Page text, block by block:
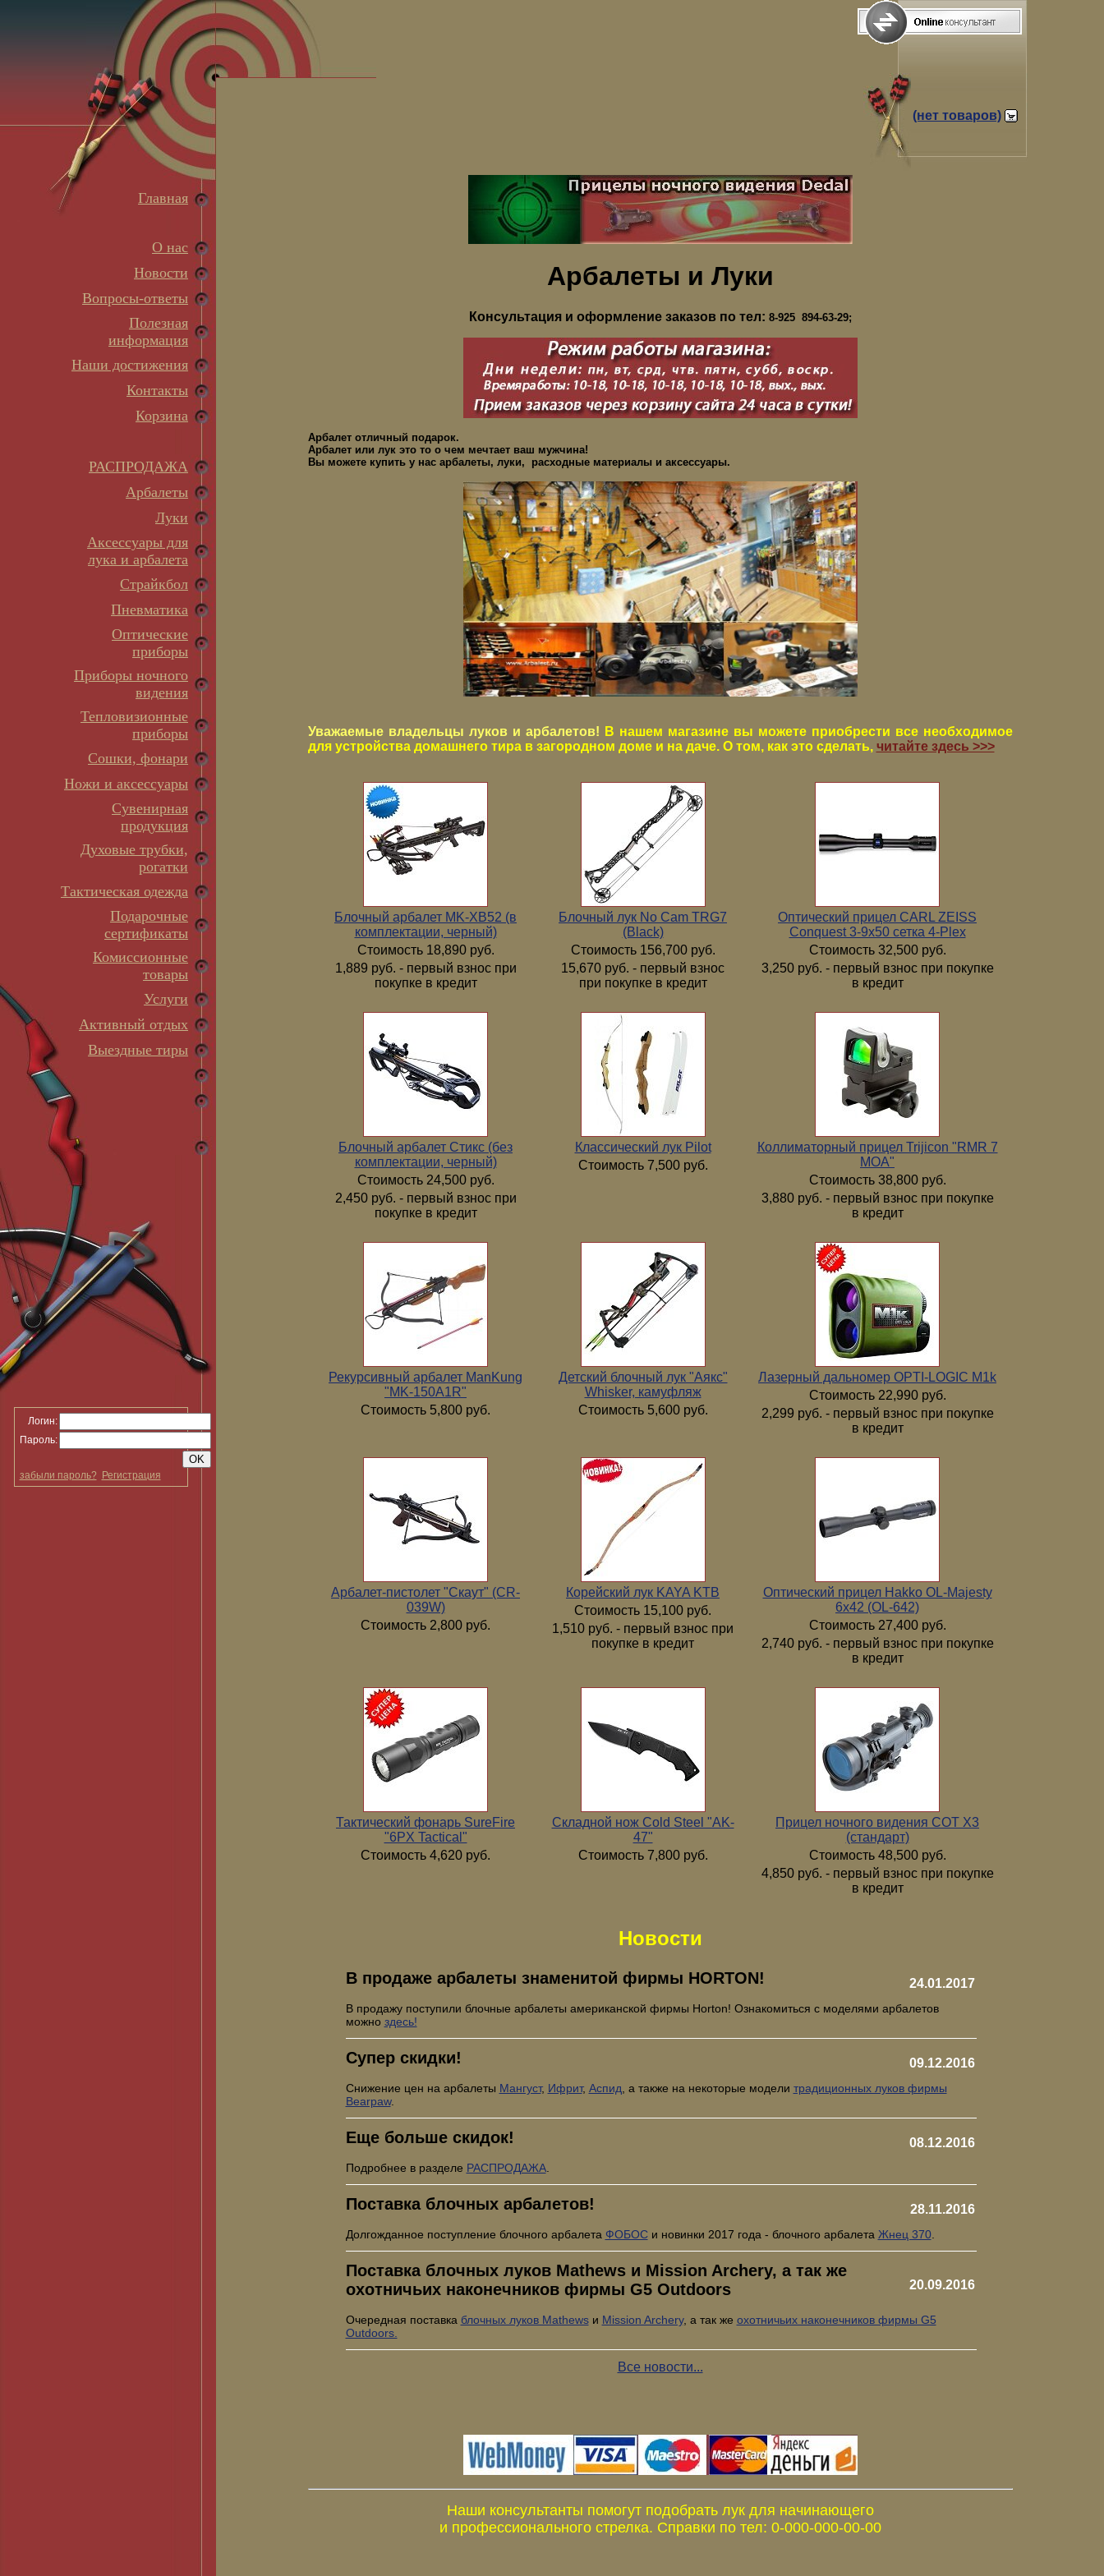
Главная
О нас
Новости
Вопросы-ответы
Полезная
информация
Наши достижения
Контакты
Корзина
РАСПРОДАЖА
Арбалеты
Луки
Аксессуары для
лука и арбалета
Страйкбол
Пневматика
Оптические
приборы
Приборы ночного
видения
Тепловизионные
приборы
Сошки, фонари
Ножи и аксессуары
Сувенирная
продукция
Духовые трубки,
рогатки
Тактическая одежда
Подарочные
сертификаты
Комиссионные
товары
Услуги
Активный отдых
Выездные тиры
Логин:
Пароль:
забыли пароль? Регистрация
(нет товаров)
Арбалеты и Луки
Консультация и оформление заказов по тел: 8-925 894-63-29;
Арбалет отличный подарок.
Арбалет или лук это то о чем мечтает ваш мужчина!
Вы можете купить у нас арбалеты, луки, расходные материалы и аксессуары.
Уважаемые владельцы луков и арбалетов! В нашем магазине вы можете приобрести все необходимое
для устройства домашнего тира в загородном доме и на даче. О том, как это сделать, читайте здесь >>>
Блочный арбалет MK-XB52 (в
комплектации, черный)
Стоимость 18,890 руб.
1,889 руб. - первый взнос при
покупке в кредит
Блочный лук No Cam TRG7
(Black)
Стоимость 156,700 руб.
15,670 руб. - первый взнос
при покупке в кредит
Оптический прицел CARL ZEISS
Conquest 3-9x50 сетка 4-Plex
Стоимость 32,500 руб.
3,250 руб. - первый взнос при покупке
в кредит
Блочный арбалет Стикс (без
комплектации, черный)
Стоимость 24,500 руб.
2,450 руб. - первый взнос при
покупке в кредит
Классический лук Pilot
Стоимость 7,500 руб.
Коллиматорный прицел Trijicon "RMR 7
МОА"
Стоимость 38,800 руб.
3,880 руб. - первый взнос при покупке
в кредит
Рекурсивный арбалет ManKung
"MK-150А1R"
Стоимость 5,800 руб.
Детский блочный лук "Аякс"
Whisker, камуфляж
Стоимость 5,600 руб.
Лазерный дальномер OPTI-LOGIC M1k
Стоимость 22,990 руб.
2,299 руб. - первый взнос при покупке
в кредит
Арбалет-пистолет "Скаут" (CR-
039W)
Стоимость 2,800 руб.
Корейский лук KAYA KTB
Стоимость 15,100 руб.
1,510 руб. - первый взнос при
покупке в кредит
Оптический прицел Hakko OL-Majesty
6x42 (OL-642)
Стоимость 27,400 руб.
2,740 руб. - первый взнос при покупке
в кредит
Тактический фонарь SureFire
"6PX Tactical"
Стоимость 4,620 руб.
Складной нож Cold Steel "AK-
47"
Стоимость 7,800 руб.
Прицел ночного видения COT X3
(стандарт)
Стоимость 48,500 руб.
4,850 руб. - первый взнос при покупке
в кредит
Новости
В продаже арбалеты знаменитой фирмы HORTON! 24.01.2017
В продажу поступили блочные арбалеты американской фирмы Horton! Ознакомиться с моделями арбалетов
можно здесь!
Супер скидки! 09.12.2016
Снижение цен на арбалеты Мангуст, Ифрит, Аспид , а также на некоторые модели традиционных луков фирмы
Bearpaw.
Еще больше скидок! 08.12.2016
Подробнее в разделе РАСПРОДАЖА.
Поставка блочных арбалетов! 28.11.2016
Долгожданное поступление блочного арбалета ФОБОСи новинки 2017 года - блочного арбалета Жнец 370.
Поставка блочных луков Mathews и Mission Archery, а так же
охотничьих наконечников фирмы G5 Outdoors
20.09.2016
Очередная поставка блочных луков Mathewsи Mission Archery, а так же охотничьих наконечников фирмы G5
Outdoors.
Все новости...
Наши консультанты помогут подобрать лук для начинающего
и профессионального стрелка. Справки по тел: 0-000-000-00-00